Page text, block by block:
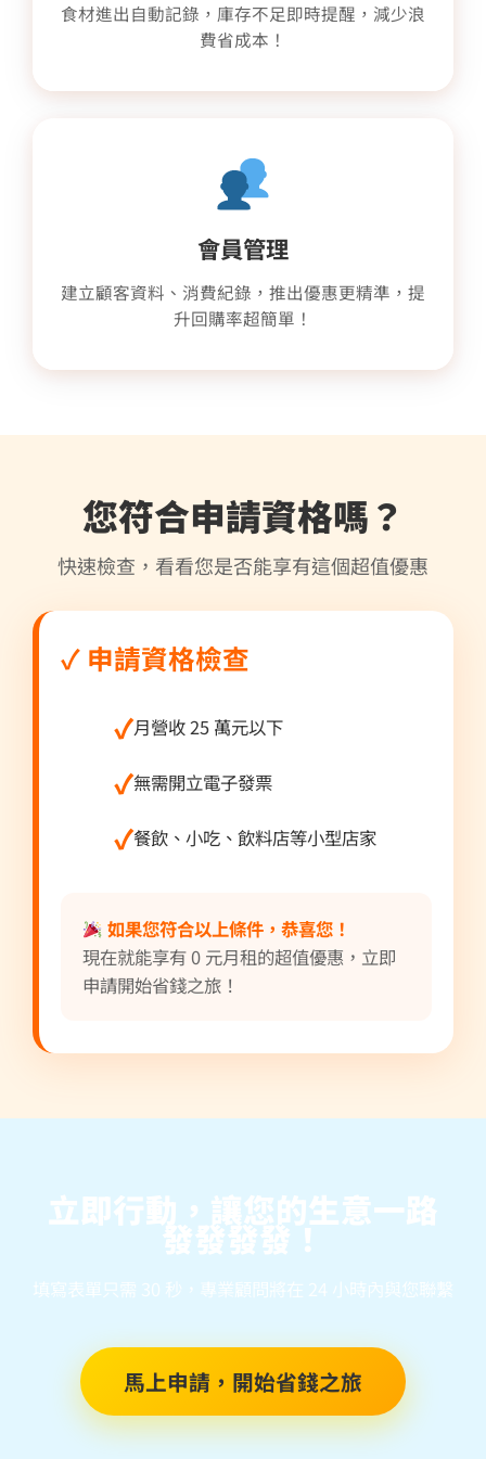
食材進出自動記錄，庫存不足即時提醒，減少浪
費省成本！
會員管理
建立顧客資料、消費紀錄，推出優惠更精準，提
升回購率超簡單！
您符合申請資格嗎？
快速檢查，看看您是否能享有這個超值優惠
✓ 申請資格檢查
月營收 25 萬元以下
無需開立電子發票
餐飲、小吃、飲料店等小型店家
如果您符合以上條件，恭喜您！
現在就能享有 0 元月租的超值優惠，立即
申請開始省錢之旅！
立即行動，讓您的生意一路
發發發發！
填寫表單只需 30 秒，專業顧問將在 24 小時內與您聯繫
馬上申請，開始省錢之旅